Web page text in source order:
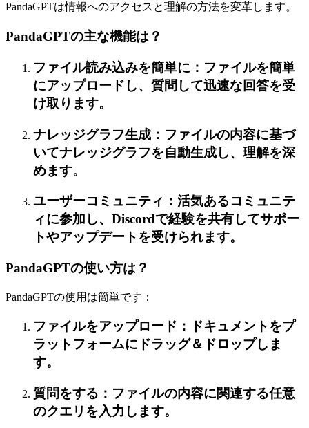
PandaGPTは情報へのアクセスと理解の方法を変革します。
PandaGPTの主な機能は？
ファイル読み込みを簡単に：ファイルを簡単
にアップロードし、質問して迅速な回答を受
け取ります。
ナレッジグラフ生成：ファイルの内容に基づ
いてナレッジグラフを自動生成し、理解を深
めます。
ユーザーコミュニティ：活気あるコミュニテ
ィに参加し、Discordで経験を共有してサポー
トやアップデートを受けられます。
PandaGPTの使い方は？
PandaGPTの使用は簡単です：
ファイルをアップロード：ドキュメントをプ
ラットフォームにドラッグ＆ドロップしま
す。
質問をする：ファイルの内容に関連する任意
のクエリを入力します。